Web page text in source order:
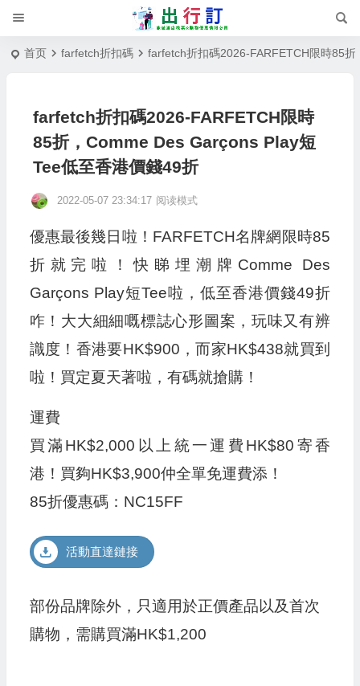
首页 farfetch折扣碼 farfetch折扣碼2026-FARFETCH限時85
farfetch折扣碼2026-FARFETCH限時
85折，Comme Des Garçons Play短
Tee低至香港價錢49折
2022-05-07 23:34:17 阅读模式
優惠最後幾日啦！FARFETCH名牌網限時85
折就完啦！快睇埋潮牌Comme Des
Garçons Play短Tee啦，低至香港價錢49折
咋！大大細細嘅標誌心形圖案，玩味又有辨
識度！香港要HK$900，而家HK$438就買到
啦！買定夏天著啦，有碼就搶購！
運費
買滿HK$2,000以上統一運費HK$80寄香
港！買夠HK$3,900仲全單免運費添！
85折優惠碼：NC15FF
活動直達鏈接
部份品牌除外，只適用於正價產品以及首次
購物，需購買滿HK$1,200